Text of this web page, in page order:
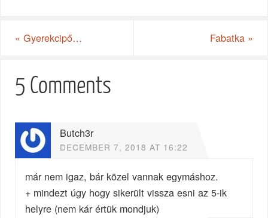
« Gyerekcipő… Fabatka »
5 Comments
Butch3r
DECEMBER 7, 2018 AT 16:22
már nem igaz, bár közel vannak egymáshoz.
+ mindezt úgy hogy sikerült vissza esni az 5-ik
helyre (nem kár értük mondjuk)